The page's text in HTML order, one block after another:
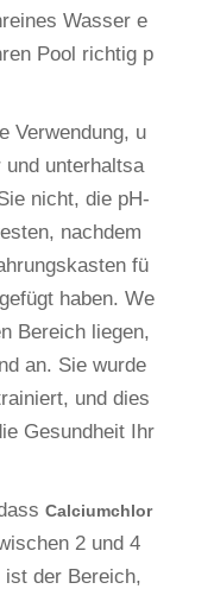
Wasser e
Pool richtig p
Verwendung, u
und unterhaltsa
nicht, die pH-
nachdem
fü
haben. We
Bereich liegen,
an. Sie wurde
und dies
Gesundheit Ihr
Calciumchlor
2 und 4
ist der Bereich,